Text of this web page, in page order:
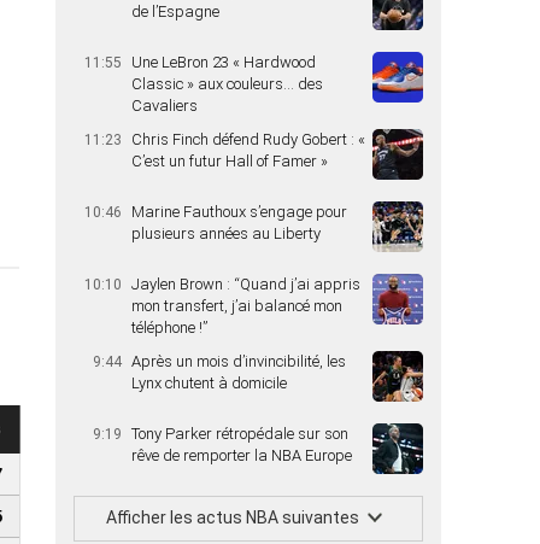
de l’Espagne
11:55
Une LeBron 23 « Hardwood
Classic » aux couleurs… des
Cavaliers
11:23
Chris Finch défend Rudy Gobert : «
C’est un futur Hall of Famer »
10:46
Marine Fauthoux s’engage pour
plusieurs années au Liberty
10:10
Jaylen Brown : “Quand j’ai appris
mon transfert, j’ai balancé mon
téléphone !”
9:44 Après un mois d’invincibilité, les
Lynx chutent à domicile
9:19
Tony Parker rétropédale sur son
rêve de remporter la NBA Europe
Afficher les actus NBA suivantes